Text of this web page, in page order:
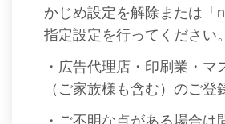
かじめ設定を解除または「
指定設定を行ってください。
・広告代理店・印刷業・
（ご家族様も含む）のご
・ご不明な点がある場合